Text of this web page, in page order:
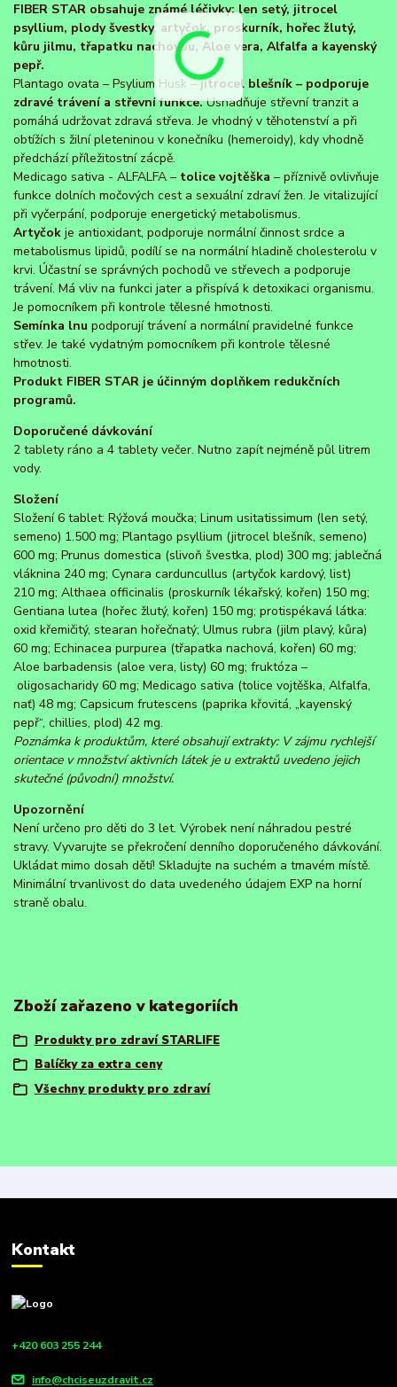
FIBER STAR obsahuje známé léčivky: len setý, jitrocel
psyllium, plody švestky, artyčok, proskurník, hořec žlutý,
kůru jilmu, třapatku nachovou, Aloe vera, Alfalfa a kayenský
pepř.
Plantago ovata – Psylium Husk –jitrocel blešník – podporuje
zdravé trávení a střevní funkce.Usnadňuje střevní tranzit a
pomáhá udržovat zdravá střeva. Je vhodný v těhotenství a při
obtížích s žilní pleteninou v konečníku (hemeroidy), kdy vhodně
předchází příležitostní zácpě.
Medicago sativa - ALFALFA – tolice vojtěška – příznivě ovlivňuje
funkce dolních močových cest a sexuální zdraví žen. Je vitalizující
při vyčerpání, podporuje energetický metabolismus.
Artyčok je antioxidant, podporuje normální činnost srdce a
metabolismus lipidů, podílí se na normální hladině cholesterolu v
krvi. Účastní se správných pochodů ve střevech a podporuje
trávení. Má vliv na funkci jater a přispívá k detoxikaci organismu.
Je pomocníkem při kontrole tělesné hmotnosti.
Semínka lnu podporují trávení a normální pravidelné funkce
střev. Je také vydatným pomocníkem při kontrole tělesné
hmotnosti.
Produkt FIBER STAR je účinným doplňkem redukčních
programů.
Doporučené dávkování
2 tablety ráno a 4 tablety večer. Nutno zapít nejméně půl litrem
vody.
Složení
Složení 6 tablet: Rýžová moučka; Linum usitatissimum (len setý,
semeno) 1.500 mg; Plantago psyllium (jitrocel blešník, semeno)
600 mg; Prunus domestica (slivoň švestka, plod) 300 mg; jablečná
vláknina 240 mg; Cynara carduncullus (artyčok kardový, list)
210 mg; Althaea officinalis (proskurník lékařský, kořen) 150 mg;
Gentiana lutea (hořec žlutý, kořen) 150 mg; protispékavá látka:
oxid křemičitý, stearan hořečnatý; Ulmus rubra (jilm plavý, kůra)
60 mg; Echinacea purpurea (třapatka nachová, kořen) 60 mg;
Aloe barbadensis (aloe vera, listy) 60 mg; fruktóza –
oligosacharidy 60 mg; Medicago sativa (tolice vojtěška, Alfalfa,
nať) 48 mg; Capsicum frutescens (paprika křovitá, „kayenský
pepř“, chillies, plod) 42 mg.
Poznámka k produktům, které obsahují extrakty: V zájmu rychlejší
orientace v množství aktivních látek je u extraktů uvedeno jejich
skutečné (původní) množství.
Upozornění
Není určeno pro děti do 3 let. Výrobek není náhradou pestré
stravy. Vyvarujte se překročení denního doporučeného dávkování.
Ukládat mimo dosah dětí! Skladujte na suchém a tmavém místě.
Minimální trvanlivost do data uvedeného údajem EXP na horní
straně obalu.
Zboží zařazeno v kategoriích
Produkty pro zdraví STARLIFE
Balíčky za extra ceny
Všechny produkty pro zdraví
Kontakt
+420 603 255 244
info@chciseuzdravit.cz